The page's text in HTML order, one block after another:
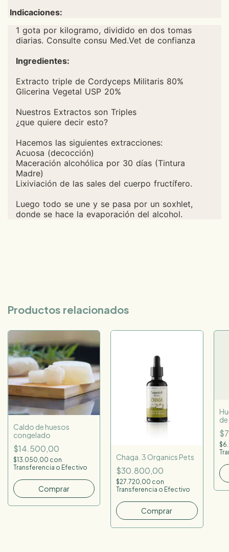
Indicaciones:
1 gota por kilogramo, dividido en dos tomas
diarias. Consulte consu Med.Vet de confianza
Ingredientes:
Extracto triple de Cordyceps Militaris 80%
Glicerina Vegetal USP 20%
Nuestros Extractos son Triples
¿que quiere decir esto?
Hacemos las siguientes extracciones:
Acuosa (decocción)
Maceración alcohólica por 30 días (Tintura
Madre)
Lixiviación de las sales del cuerpo fructífero.
Luego todo se une y se pasa por un soxhlet,
donde se hace la evaporación del alcohol.
Productos relacionados
Caldo de huesos
congelado
$14.500,00
$13.050,00 con
Transferencia o Efectivo
Comprar
Chaga. 3 Organics Pets
$30.800,00
$27.720,00 con
Transferencia o Efectivo
Comprar